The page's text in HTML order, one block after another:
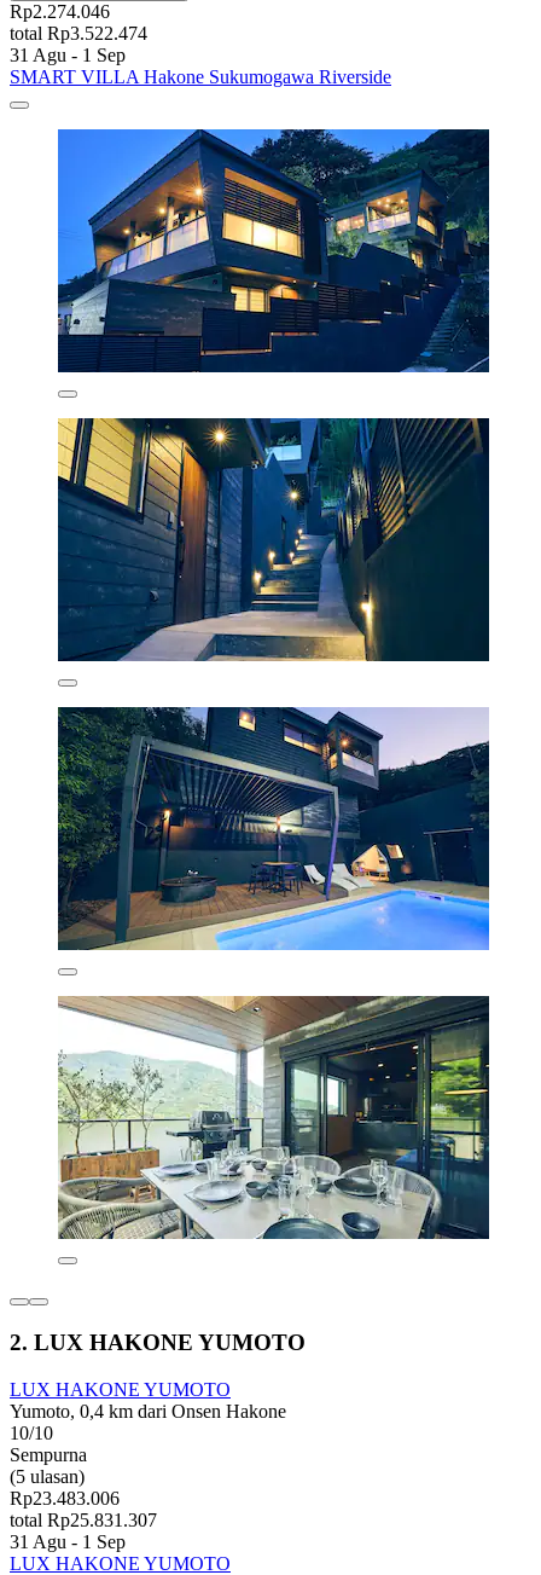
Rp2.274.046
total Rp3.522.474
31 Agu - 1 Sep
SMART VILLA Hakone Sukumogawa Riverside
2. LUX HAKONE YUMOTO
LUX HAKONE YUMOTO
Yumoto, 0,4 km dari Onsen Hakone
10/10
Sempurna
(5 ulasan)
Rp23.483.006
total Rp25.831.307
31 Agu - 1 Sep
LUX HAKONE YUMOTO